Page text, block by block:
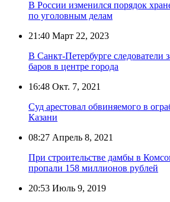
В России изменился порядок
по уголовным делам
21:40 Март 22, 2023
В Санкт-Петербурге следователи
баров в центре города
16:48 Окт. 7, 2021
Суд арестовал обвиняемого в
Казани
08:27 Апрель 8, 2021
При строительстве дамбы в
пропали 158 миллионов рублей
20:53 Июль 9, 2019